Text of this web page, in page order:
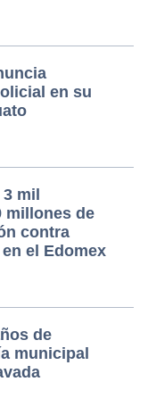
en su
mil
millones de
contra
el Edomex
de
municipal